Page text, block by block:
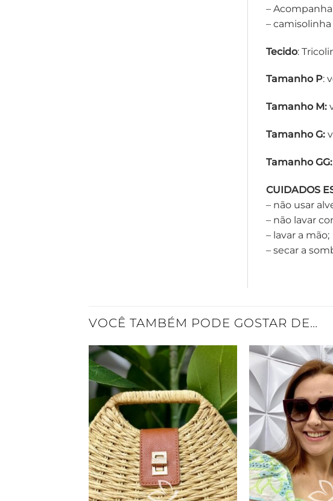
–
–
Tecido:
Tamanho P:
Tamanho M:
Tamanho G:
Tamanho GG:
CUIDADOS
– não usar
– não lavar
– lavar a mão;
– secar a
VOCÊ TAMBÉM PODE GOSTAR DE…
Adicionar
à Lista